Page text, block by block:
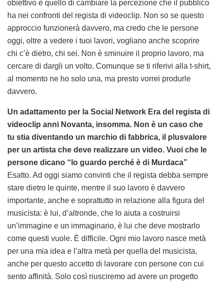
obiettivo è quello di cambiare la percezione che il pubblico
ha nei confronti del regista di videoclip. Non so se questo
approccio funzionerà davvero, ma credo che le persone
oggi, oltre a vedere i tuoi lavori, vogliano anche scoprire
chi c’è dietro, chi sei. Non è sminuire il proprio lavoro, ma
cercare di dargli un volto. Comunque se ti riferivi alla t-shirt,
al momento ne ho solo una, ma presto vorrei produrle
davvero.
Un adattamento per la Social Network Era del regista di
videoclip anni Novanta, insomma. Non è un caso che
tu stia diventando un marchio di fabbrica, il plusvalore
per un artista che deve realizzare un video. Vuoi che le
persone dicano “lo guardo perché è di Murdaca”
Esatto. Ad oggi siamo convinti che il regista debba sempre
stare dietro le quinte, mentre il suo lavoro è davvero
importante, anche e soprattutto in relazione alla figura del
musicista: è lui, d’altronde, che lo aiuta a costruirsi
un’immagine e un immaginario, è lui che deve mostrarlo
come questi vuole. È difficile. Ogni mio lavoro nasce metà
per una mia idea e l’altra metà per quella del musicista,
anche per questo accetto di lavorare con persone con cui
sento affinità. Solo così riusciremo ad avere un progetto